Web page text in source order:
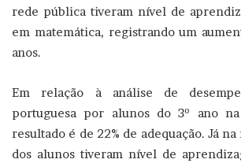
rede pública tiveram nível de
em matemática, registrando um
anos.
Em relação à análise de
portuguesa por alunos do 3º ano
resultado é de 22% de adequação. Já
dos alunos tiveram nível de